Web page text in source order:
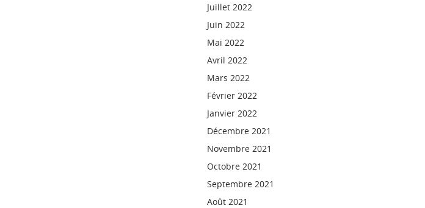
Juillet 2022
Juin 2022
Mai 2022
Avril 2022
Mars 2022
Février 2022
Janvier 2022
Décembre 2021
Novembre 2021
Octobre 2021
Septembre 2021
Août 2021